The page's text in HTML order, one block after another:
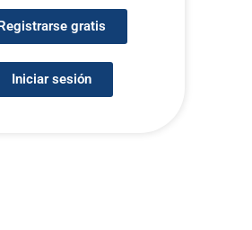
gratis
Iniciar sesión